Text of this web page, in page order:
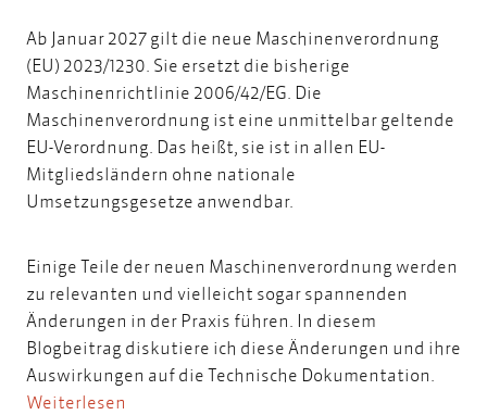
Ab Januar 2027 gilt die neue Maschinenverordnung
(EU) 2023/1230. Sie ersetzt die bisherige
Maschinenrichtlinie 2006/42/EG. Die
Maschinenverordnung ist eine unmittelbar geltende
EU-Verordnung. Das heißt, sie ist in allen EU-
Mitgliedsländern ohne nationale
Umsetzungsgesetze anwendbar.
Einige Teile der neuen Maschinenverordnung werden
zu relevanten und vielleicht sogar spannenden
Änderungen in der Praxis führen. In diesem
Blogbeitrag diskutiere ich diese Änderungen und ihre
Auswirkungen auf die Technische Dokumentation.
Weiterlesen